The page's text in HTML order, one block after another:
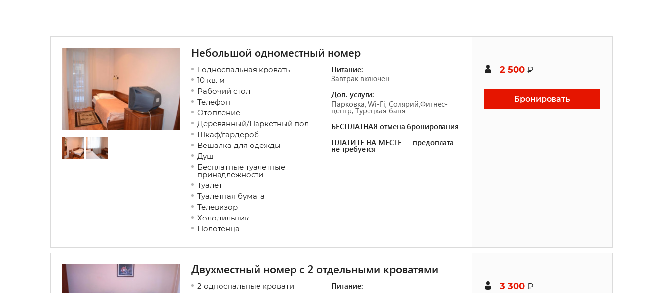
Небольшой одноместный номер
1 односпальная кровать
10 кв. м
Рабочий стол
Телефон
Отопление
Деревянный/Паркетный пол
Шкаф/гардероб
Вешалка для одежды
Душ
Бесплатные туалетные
принадлежности
Туалет
Туалетная бумага
Телевизор
Холодильник
Полотенца
Питание:
Завтрак включен
Доп. услуги:
Парковка, Wi-Fi, Солярий,Фитнес-
центр, Турецкая баня
БЕСПЛАТНАЯ отмена бронирования
ПЛАТИТЕ НА МЕСТЕ — предоплата
не требуется
2 500 ₽
Бронировать
Двухместный номер с 2 отдельными кроватями
2 односпальные кровати
Питание:
3 300 ₽